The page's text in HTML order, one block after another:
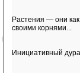
Растения — они
своими корнями...
Инициативный